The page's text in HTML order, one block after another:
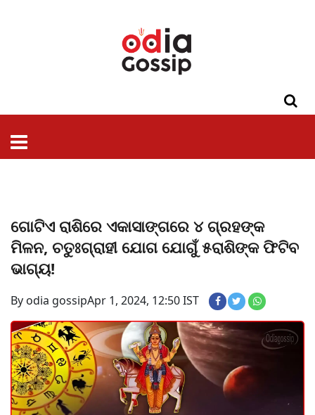
ଗୋଟିଏ ରାଶିରେ ଏକାସାଙ୍ଗରେ ୪ ଗ୍ରହଙ୍କ
ମିଳନ, ଚତୁଃଗ୍ରାହୀ ଯୋଗ ଯୋଗୁଁ ୫ରାଶିଙ୍କ ଫିଟିବ
ଭାଗ୍ୟ!
By odia gossipApr 1, 2024, 12:50 IST